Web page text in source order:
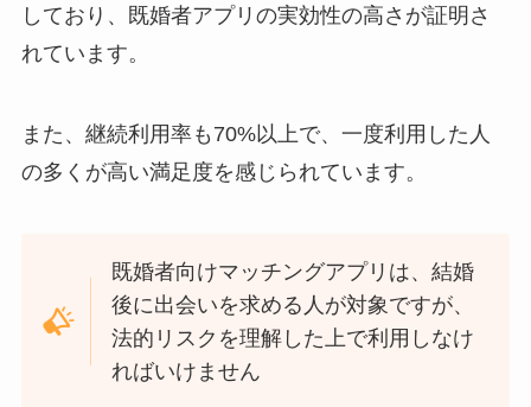
しており、既婚者アプリの実効性の高さが証明さ
れています。
また、継続利用率も70%以上で、一度利用した人
の多くが高い満足度を感じられています。
既婚者向けマッチングアプリは、結婚
後に出会いを求める人が対象ですが、
法的リスクを理解した上で利用しなけ
ればいけません